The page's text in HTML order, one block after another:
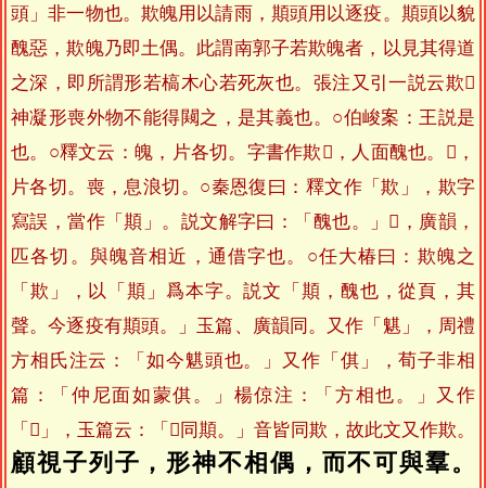
頭」非一物也。欺魄用以請雨，䫏頭用以逐疫。䫏頭以貌
醜惡，欺魄乃即土偶。此謂南郭子若欺魄者，以見其得道
之深，即所謂形若槁木心若死灰也。張注又引一説云欺𩔈
神凝形喪外物不能得闚之，是其義也。○伯峻案：王説是
也。○釋文云：魄，片各切。字書作欺𩔈，人面醜也。𩔈，
片各切。喪，息浪切。○秦恩復曰：釋文作「欺」，欺字
寫誤，當作「䫏」。説文解字曰：「醜也。」𩔈，廣韻，
匹各切。與魄音相近，通借字也。○任大椿曰：欺魄之
「欺」，以「䫏」爲本字。説文「䫏，醜也，從頁，其
聲。今逐疫有䫏頭。」玉篇、廣韻同。又作「魌」，周禮
方相氏注云：「如今魌頭也。」又作「倛」，荀子非相
篇：「仲尼面如蒙倛。」楊倞注：「方相也。」又作
「𠐾」，玉篇云：「𠐾同䫏。」音皆同欺，故此文又作欺。
顧視子列子，形神不相偶，而不可與羣。